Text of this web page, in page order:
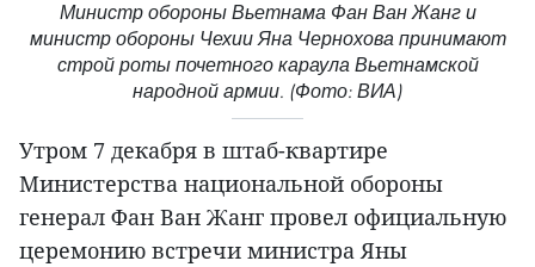
Министр обороны Вьетнама Фан Ван Жанг и
министр обороны Чехии Яна Чернохова принимают
строй роты почетного караула Вьетнамской
народной армии. (Фото: ВИА)
Утром 7 декабря в штаб-квартире
Министерства национальной обороны
генерал Фан Ван Жанг провел официальную
церемонию встречи министра Яны